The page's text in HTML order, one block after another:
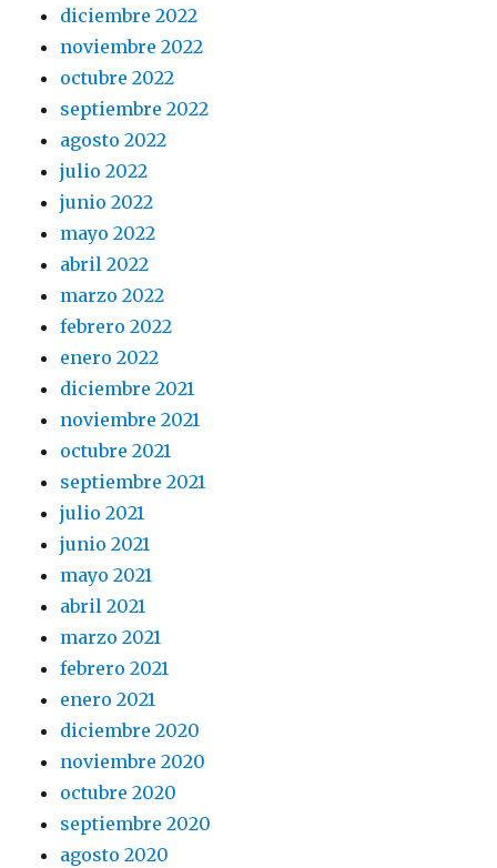
diciembre 2022
noviembre 2022
octubre 2022
septiembre 2022
agosto 2022
julio 2022
junio 2022
mayo 2022
abril 2022
marzo 2022
febrero 2022
enero 2022
diciembre 2021
noviembre 2021
octubre 2021
septiembre 2021
julio 2021
junio 2021
mayo 2021
abril 2021
marzo 2021
febrero 2021
enero 2021
diciembre 2020
noviembre 2020
octubre 2020
septiembre 2020
agosto 2020